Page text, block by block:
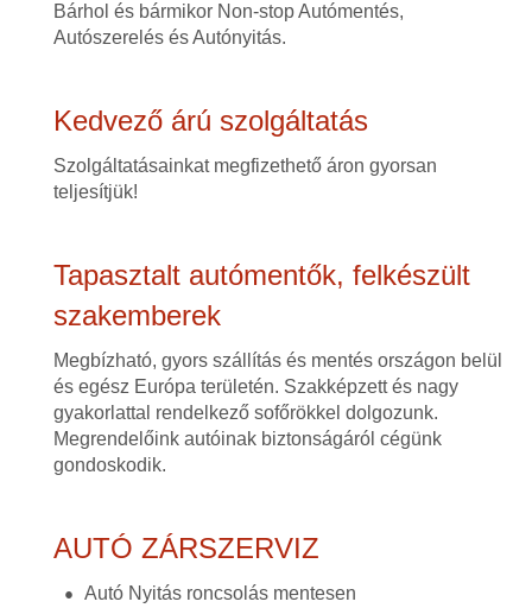
Bárhol és bármikor Non-stop Autómentés,
Autószerelés és Autónyitás.
Kedvező árú szolgáltatás
Szolgáltatásainkat megfizethető áron gyorsan
teljesítjük!
Tapasztalt autómentők, felkészült
szakemberek
Megbízható, gyors szállítás és mentés országon belül
és egész Európa területén. Szakképzett és nagy
gyakorlattal rendelkező sofőrökkel dolgozunk.
Megrendelőink autóinak biztonságáról cégünk
gondoskodik.
AUTÓ ZÁRSZERVIZ
Autó Nyitás roncsolás mentesen